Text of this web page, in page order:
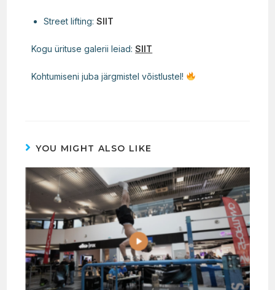
Street lifting:SIIT
Kogu ürituse galerii leiad:SIIT
Kohtumiseni juba järgmistel võistlustel!
YOU MIGHT ALSO LIKE